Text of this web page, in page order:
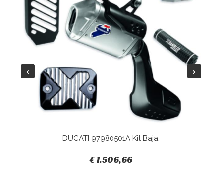
DUCATI 97980501A Kit Baja.
€ 1.506,66